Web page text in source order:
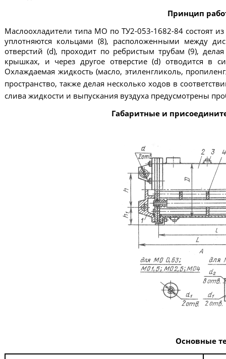
Принцип
Маслоохладители типа МО по ТУ2-053-1682-84 состоят
уплотняются кольцами (8), расположенными между
отверстий (d), проходит по ребристым трубам (9),
крышках, и через другое отверстие (d) отводится в
Охлаждаемая жидкость (масло, этиленгликоль,
пространство, также делая несколько ходов в
слива жидкости и выпускания вуздуха предусмотрены
Габаритные и
Основные